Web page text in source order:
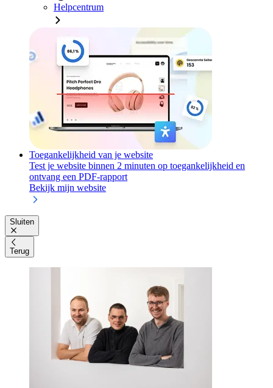
Helpcentrum
Toegankelijkheid van je website
Test je website binnen 2 minuten op toegankelijkheid en
ontvang een PDF-rapport
Bekijk mijn website
Sluiten
Terug